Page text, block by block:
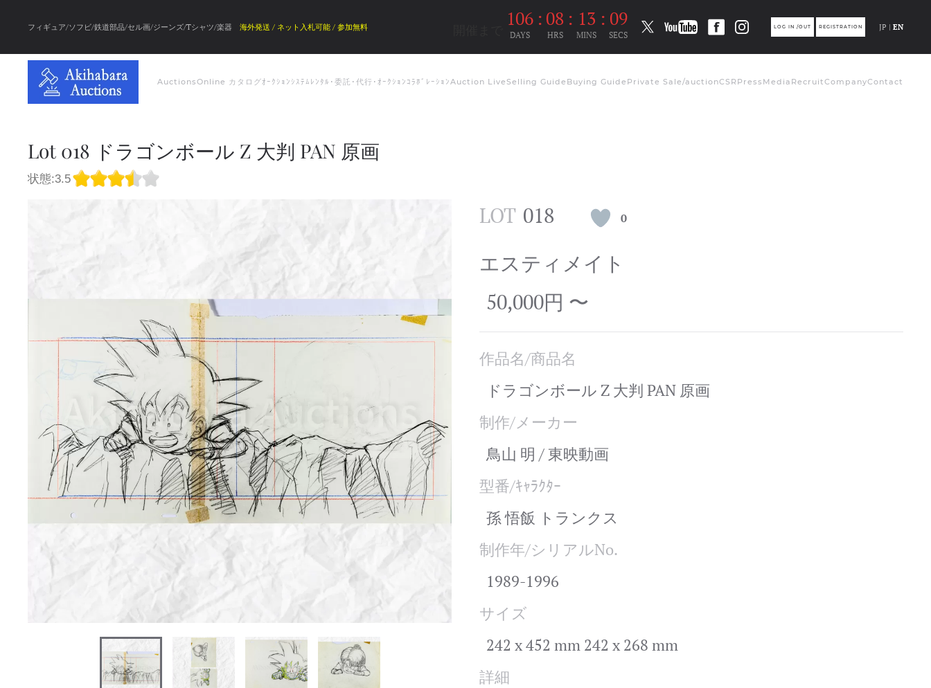
フィギュア/ソフビ/鉄道部品/セル画/ジーンズ/Tシャツ/楽器 海外発送 / ネット入札可能 / 参加無料 106
DAYS
: 08
HRS
: 13
MINS
: 08
SECS
LOG IN /OUT REGISTRATION JP | EN
AuctionsOnline カタログｵｰｸｼｮﾝｼｽﾃﾑﾚﾝﾀﾙ･委託･代行･ｵｰｸｼｮﾝｺﾗﾎﾞﾚｰｼｮﾝAuction LiveSelling Guide Buying Guide Private Sale/auctionCSRPress Media RecruitCompanyContact
Lot 018 ドラゴンボール Z 大判 PAN 原画
状態:3.5
LOT 018 0
エスティメイト
50,000円 〜
作品名/商品名
ドラゴンボール Z 大判 PAN 原画
制作/メーカー
鳥山 明 / 東映動画
型番/ｷｬﾗｸﾀｰ
孫 悟飯 トランクス
制作年/シリアルNo.
1989-1996
サイズ
242 x 452 mm 242 x 268 mm
詳細